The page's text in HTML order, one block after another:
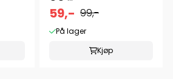
59,- 99,-
På lager
Kjøp